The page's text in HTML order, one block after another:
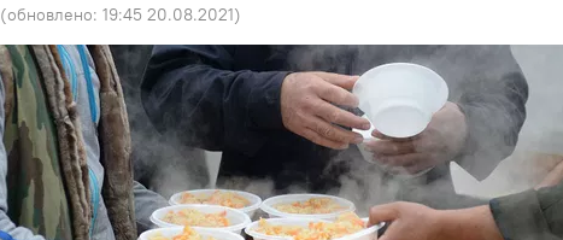
(обновлено: 19:45 20.08.2021)